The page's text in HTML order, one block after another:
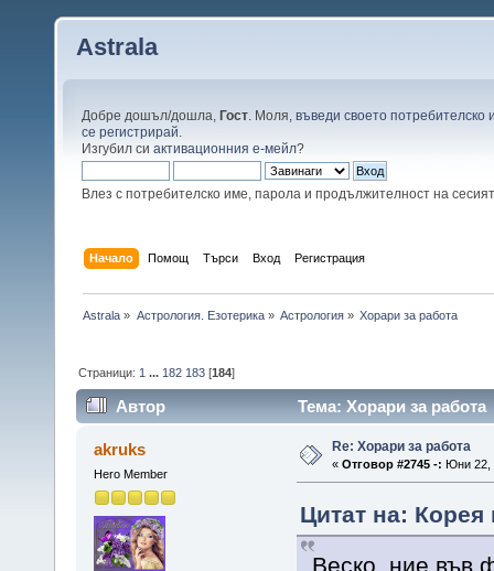
Astrala
Добре дошъл/дошла, Гост . Моля, въведи своето потребителско
се регистрирай
Изгубил си активационния е-мейл?
Влез с потребителско име, парола и продължителност на
Начало Помощ Търси Вход Регистрация
Astrala » Астрология. Езотерика» Астрология» Хорари за работа
Страници: 1 ... 182 183 [184]
Автор Тема: Хорари за
akruks
Hero Member
Re: Хорари за работа
« Отговор #2745 -: Юни 22,
Цитат на:
Веско, ние във